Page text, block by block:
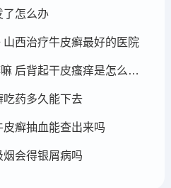
了怎么办
西治疗牛皮癣最好的医院
后背干痒起疙瘩是牛皮癣嘛 后背起干皮瘙痒是怎么回事
药多久能下去
癣抽血能查出来吗
会得银屑病吗